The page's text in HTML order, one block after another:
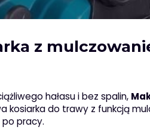
z
hałasu i bez spalin,
do trawy z funkcją
pracy.